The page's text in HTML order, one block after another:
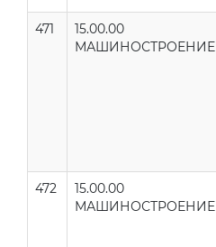
471
15.00.00
МАШИНОСТРОЕНИЕ
472
15.00.00
МАШИНОСТРОЕНИЕ